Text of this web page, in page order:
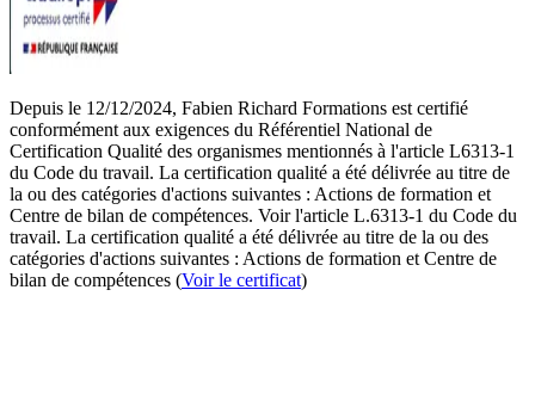
Depuis le 12/12/2024, Fabien Richard Formations est certifié
conformément aux exigences du Référentiel National de
Certification Qualité des organismes mentionnés à l'article L6313-1
du Code du travail. La certification qualité a été délivrée au titre de
la ou des catégories d'actions suivantes : Actions de formation et
Centre de bilan de compétences. Voir l'article L.6313-1 du Code du
travail. La certification qualité a été délivrée au titre de la ou des
catégories d'actions suivantes : Actions de formation et Centre de
bilan de compétences (Voir le certificat)